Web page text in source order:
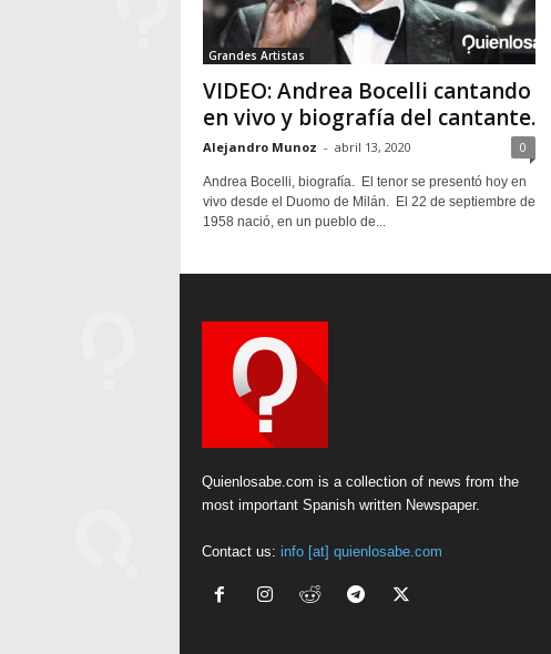
Grandes Artistas
VIDEO: Andrea Bocelli cantando
en vivo y biografía del cantante.
Alejandro Munoz - abril 13, 2020 0
Andrea Bocelli, biografía. El tenor se presentó hoy en
vivo desde el Duomo de Milán. El 22 de septiembre de
1958 nació, en un pueblo de...
Quienlosabe.com is a collection of news from the
most important Spanish written Newspaper.
Contact us: info [at] quienlosabe.com